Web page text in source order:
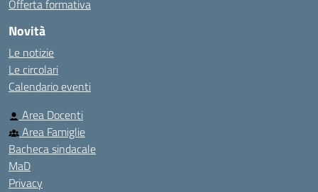
Offerta formativa
Novità
Le notizie
Le circolari
Calendario eventi
Area Docenti
Area Famiglie
Bacheca sindacale
MaD
Privacy